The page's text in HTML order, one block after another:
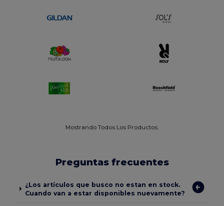
Mostrando Todos Los Productos.
Preguntas frecuentes
¿Los artículos que busco no estan en stock.
Cuando van a estar disponibles nuevamente?